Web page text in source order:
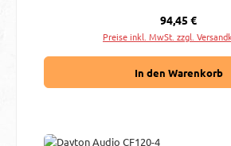
Regulärer Preis:
94,45 €
Preise inkl. MwSt. zzgl.
In den Warenkorb